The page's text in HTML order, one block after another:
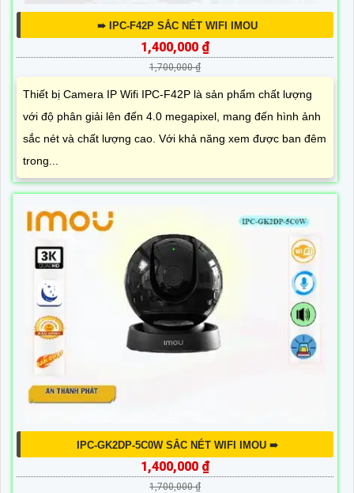
➠ IPC-F42P SẮC NÉT WIFI IMOU
1,400,000 ₫
1,700,000 ₫
Thiết bị Camera IP Wifi IPC-F42P là sản phẩm chất lượng
với độ phân giải lên đến 4.0 megapixel, mang đến hình ảnh
sắc nét và chất lượng cao. Với khả năng xem được ban đêm
trong...
IPC-GK2DP-5C0W SẮC NÉT WIFI IMOU ➠
1,400,000 ₫
1,700,000 ₫